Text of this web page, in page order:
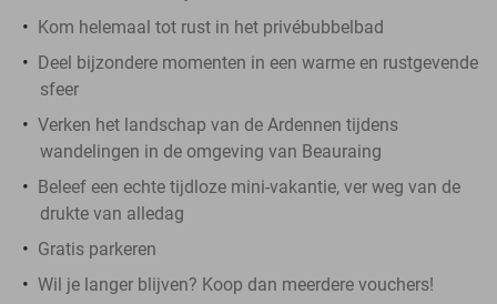
Kom helemaal tot rust in het privébubbelbad
Deel bijzondere momenten in een warme en rustgevende
sfeer
Verken het landschap van de Ardennen tijdens
wandelingen in de omgeving van Beauraing
Beleef een echte tijdloze mini-vakantie, ver weg van de
drukte van alledag
Gratis parkeren
Wil je langer blijven? Koop dan meerdere vouchers!